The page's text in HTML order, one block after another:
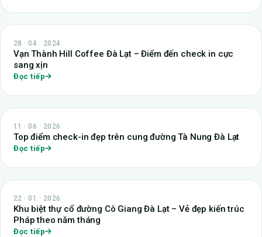
28 · 04 · 2024
Vạn Thành Hill Coffee Đà Lạt – Điểm đến check in cực
sang xịn
Đọc tiếp
11 · 06 · 2026
Top điểm check-in đẹp trên cung đường Tà Nung Đà Lạt
Đọc tiếp
22 · 01 · 2026
Khu biệt thự cổ đường Cô Giang Đà Lạt – Vẻ đẹp kiến trúc
Pháp theo năm tháng
Đọc tiếp